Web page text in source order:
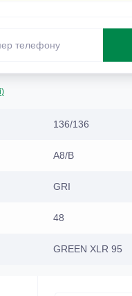
136/136
A8/B
GRI
48
GREEN XLR 95